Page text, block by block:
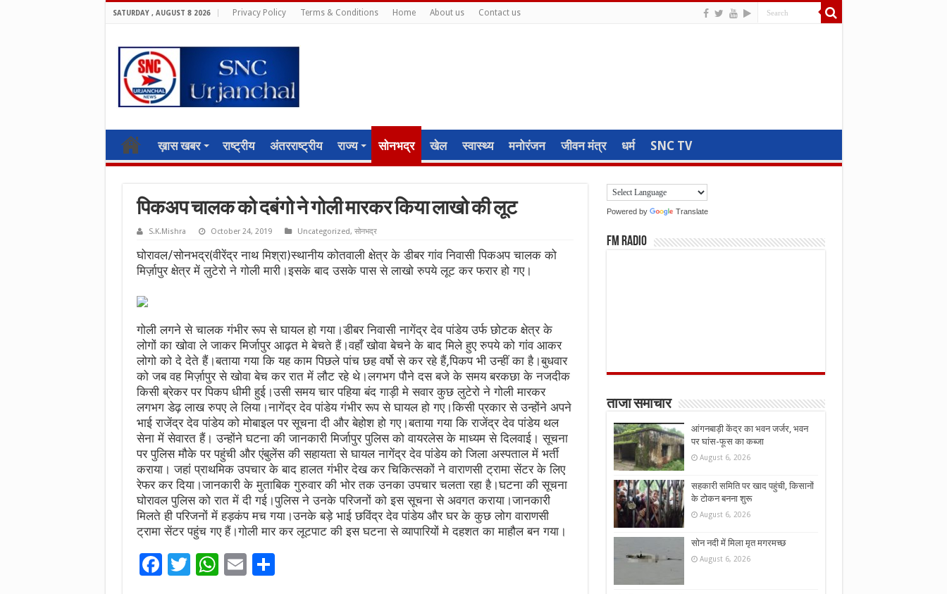
SATURDAY , AUGUST 8 2026 Privacy Policy Terms & Conditions Home About us Contact us
ख़ास खबर राष्ट्रीय अंतरराष्ट्रीय राज्य सोनभद्र खेल स्वास्थ्य मनोरंजन जीवन मंत्र धर्म SNC TV
पिकअप चालक को दबंगो ने गोली मारकर किया लाखो की लूट
S.K.Mishra October 24, 2019 Uncategorized, सोनभद्र
घोरावल/सोनभद्र(वीरेंद्र नाथ मिश्रा)स्थानीय कोतवाली क्षेत्र के डीबर गांव निवासी पिकअप चालक को
मिर्ज़ापुर क्षेत्र में लुटेरो ने गोली मारी।इसके बाद उसके पास से लाखो रुपये लूट कर फरार हो गए।
गोली लगने से चालक गंभीर रूप से घायल हो गया।डीबर निवासी नागेंद्र देव पांडेय उर्फ छोटक क्षेत्र के
लोगों का खोवा ले जाकर मिर्जापुर आढ़त मे बेचते हैं।वहाँ खोवा बेचने के बाद मिले हुए रुपये को गांव आकर
लोगो को दे देते हैं।बताया गया कि यह काम पिछले पांच छह वर्षो से कर रहे हैं,पिकप भी उन्हीं का है।बुधवार
को जब वह मिर्ज़ापुर से खोवा बेच कर रात में लौट रहे थे।लगभग पौने दस बजे के समय बरकछा के नजदीक
किसी ब्रेकर पर पिकप धीमी हुई।उसी समय चार पहिया बंद गाड़ी मे सवार कुछ लुटेरो ने गोली मारकर
लगभग डेढ़ लाख रुपए ले लिया।नागेंद्र देव पांडेय गंभीर रूप से घायल हो गए।किसी प्रकार से उन्होंने अपने
भाई राजेंद्र देव पांडेय को मोबाइल पर सूचना दी और बेहोश हो गए।बताया गया कि राजेंद्र देव पांडेय थल
सेना में सेवारत हैं। उन्होंने घटना की जानकारी मिर्जापुर पुलिस को वायरलेस के माध्यम से दिलवाई। सूचना
पर पुलिस मौके पर पहुंची और एंबुलेंस की सहायता से घायल नागेंद्र देव पांडेय को जिला अस्पताल में भर्ती
कराया। जहां प्राथमिक उपचार के बाद हालत गंभीर देख कर चिकित्सकों ने वाराणसी ट्रामा सेंटर के लिए
रेफर कर दिया।जानकारी के मुताबिक गुरुवार की भोर तक उनका उपचार चलता रहा है।घटना की सूचना
घोरावल पुलिस को रात में दी गई।पुलिस ने उनके परिजनों को इस सूचना से अवगत कराया।जानकारी
मिलते ही परिजनों में हड़कंप मच गया।उनके बड़े भाई छविंद्र देव पांडेय और घर के कुछ लोग वाराणसी
ट्रामा सेंटर पहुंच गए हैं।गोली मार कर लूटपाट की इस घटना से व्यापारियों मे दहशत का माहौल बन गया।
F
T W E S
Powered by Translate
FM Radio
ताजा समाचार
आंगनबाड़ी केंद्र का भवन जर्जर, भवन
पर घांस-फूस का कब्जा
August 6, 2026
सहकारी समिति पर खाद पहुंची, किसानों
के टोकन बनना शुरू
August 6, 2026
सोन नदी में मिला मृत मगरमच्छ
August 6, 2026